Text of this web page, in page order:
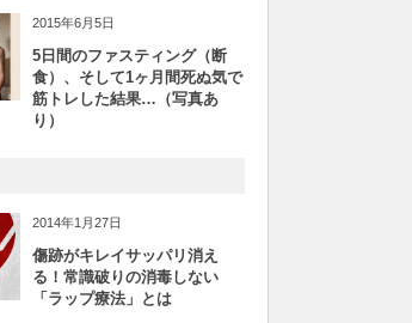
2015年6月5日
5日間のファスティング（断
食）、そして1ヶ月間死ぬ気で
筋トレした結果…（写真あ
り）
2014年1月27日
傷跡がキレイサッパリ消え
る！常識破りの消毒しない
「ラップ療法」とは